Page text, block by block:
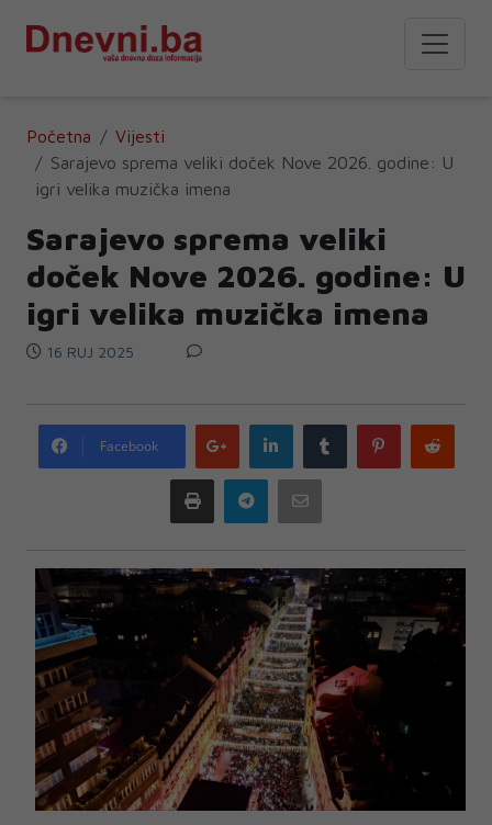
Početna
Vijesti
Sarajevo sprema veliki doček Nove 2026. godine: U
igri velika muzička imena
Sarajevo sprema veliki
doček Nove 2026. godine: U
igri velika muzička imena
16 RUJ 2025
Facebook
Google
plus
LinkedIn Tumblr Pinterest
Print Telegram